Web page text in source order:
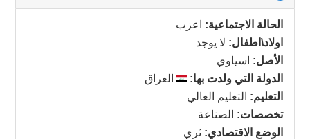
to
collapse
contents
الحالة الاجتماعية:
اعزب
اولاد\اطفال: لا يوجد
الأصل: اسياوي
الدولة التي ولدت بها:
العراق
التعليم: التعليم العالي
تخصصات: الصناعة
الوضع الاقتصادي: ثري